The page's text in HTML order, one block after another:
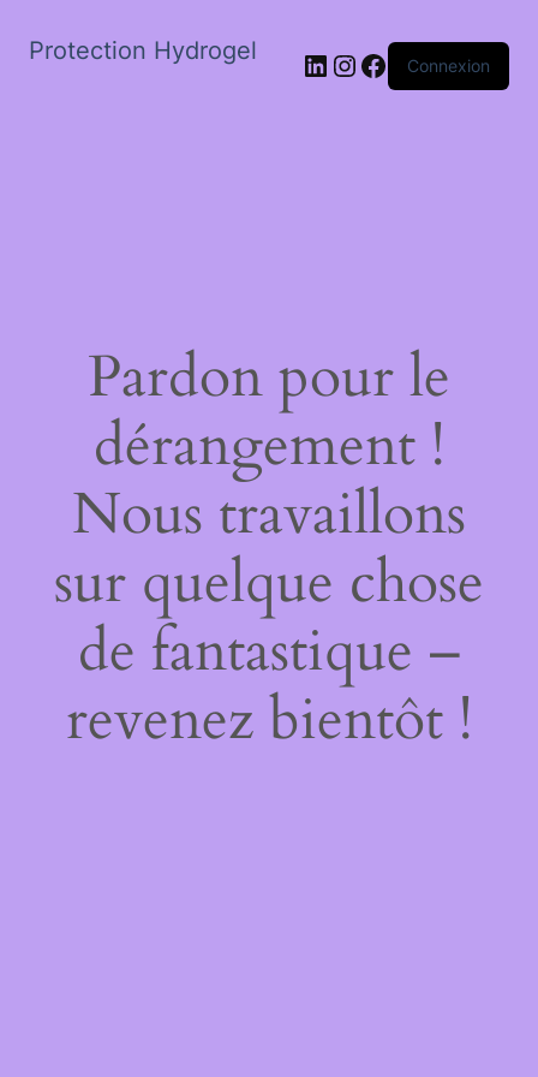
Protection Hydrogel LinkedIn
Instagram
Facebook
Connexion
Pardon pour le
dérangement !
Nous travaillons
sur quelque chose
de fantastique –
revenez bientôt !